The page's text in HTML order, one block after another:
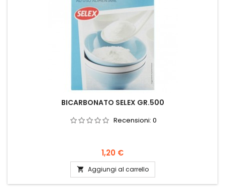
BICARBONATO SELEX GR.500
Recensioni: 0
Prezzo
1,20 €
 Aggiungi al carrello